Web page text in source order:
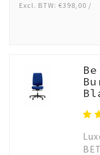
Excl. BTW: €398,00 /